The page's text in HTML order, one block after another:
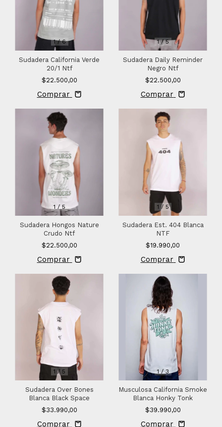
1/6
Sudadera California Verde
20/1 Ntf
$22.500,00
Comprar
1/5
Sudadera Daily Reminder
Negro Ntf
$22.500,00
Comprar
1 / 5
Sudadera Hongos Nature
Crudo Ntf
$22.500,00
Comprar
1 / 5
Sudadera Est. 404 Blanca
NTF
$19.990,00
Comprar
1 / 5
Sudadera Over Bones
Blanca Black Space
$33.990,00
Comprar
1 /3
Musculosa California Smoke
Blanca Honky Tonk
$39.990,00
Comprar